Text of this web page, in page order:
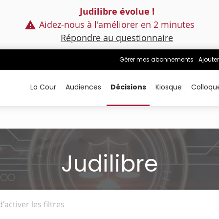
Judilibre évolue !
Aidez-nous à l'améliorer en 2 minutes
Répondre au questionnaire
Gérer mes abonnements
La Cour Audiences Décisions Kiosque
Judilibre